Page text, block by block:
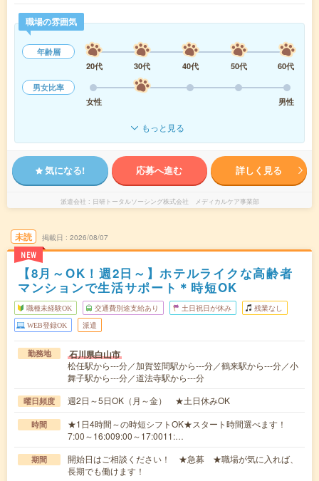
職場の雰囲気
年齢層
20代
30代 40代 50代
60代
男女比率
女性
男性
もっと見る
気になる! 応募へ進む 詳しく見る
派遣会社 日研トータルソーシング株式会社 メディカルケア事業部
未読
NEW
掲載日 2026/08/07
【8月～OK！週2日～】ホテルライクな高齢者
マンションで生活サポート＊時短OK
職種未経験OK 交通費別途支給あり 土日祝日が休み 残業なし
WEB登録OK 派遣
勤務地 石川県白山市
松任駅から---分／加賀笠間駅から---分／鶴来駅から---分／小
舞子駅から---分／道法寺駅から---分
曜日頻度 週2日～5日OK（月～金） ★土日休みOK
時間
★1日4時間～の時短シフトOK★スタート時間選べます！
7:00～16:009:00～17:0011:…
期間
開始日はご相談ください！ ★急募 ★職場が気に入れば、
長期でも働けます！